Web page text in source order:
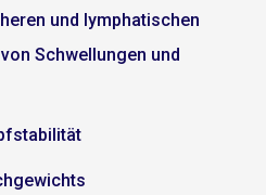
und lymphatischen
Schwellungen und